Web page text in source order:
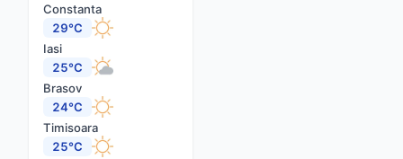
Constanta
29°C
Iasi
25°C
Brasov
24°C
Timisoara
25°C